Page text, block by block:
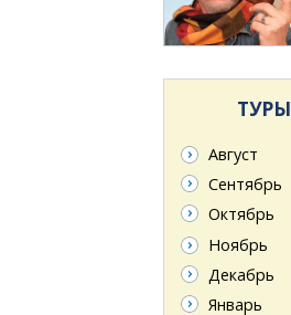
ТУРЫ
Август
Сентябрь
Октябрь
Ноябрь
Декабрь
Январь